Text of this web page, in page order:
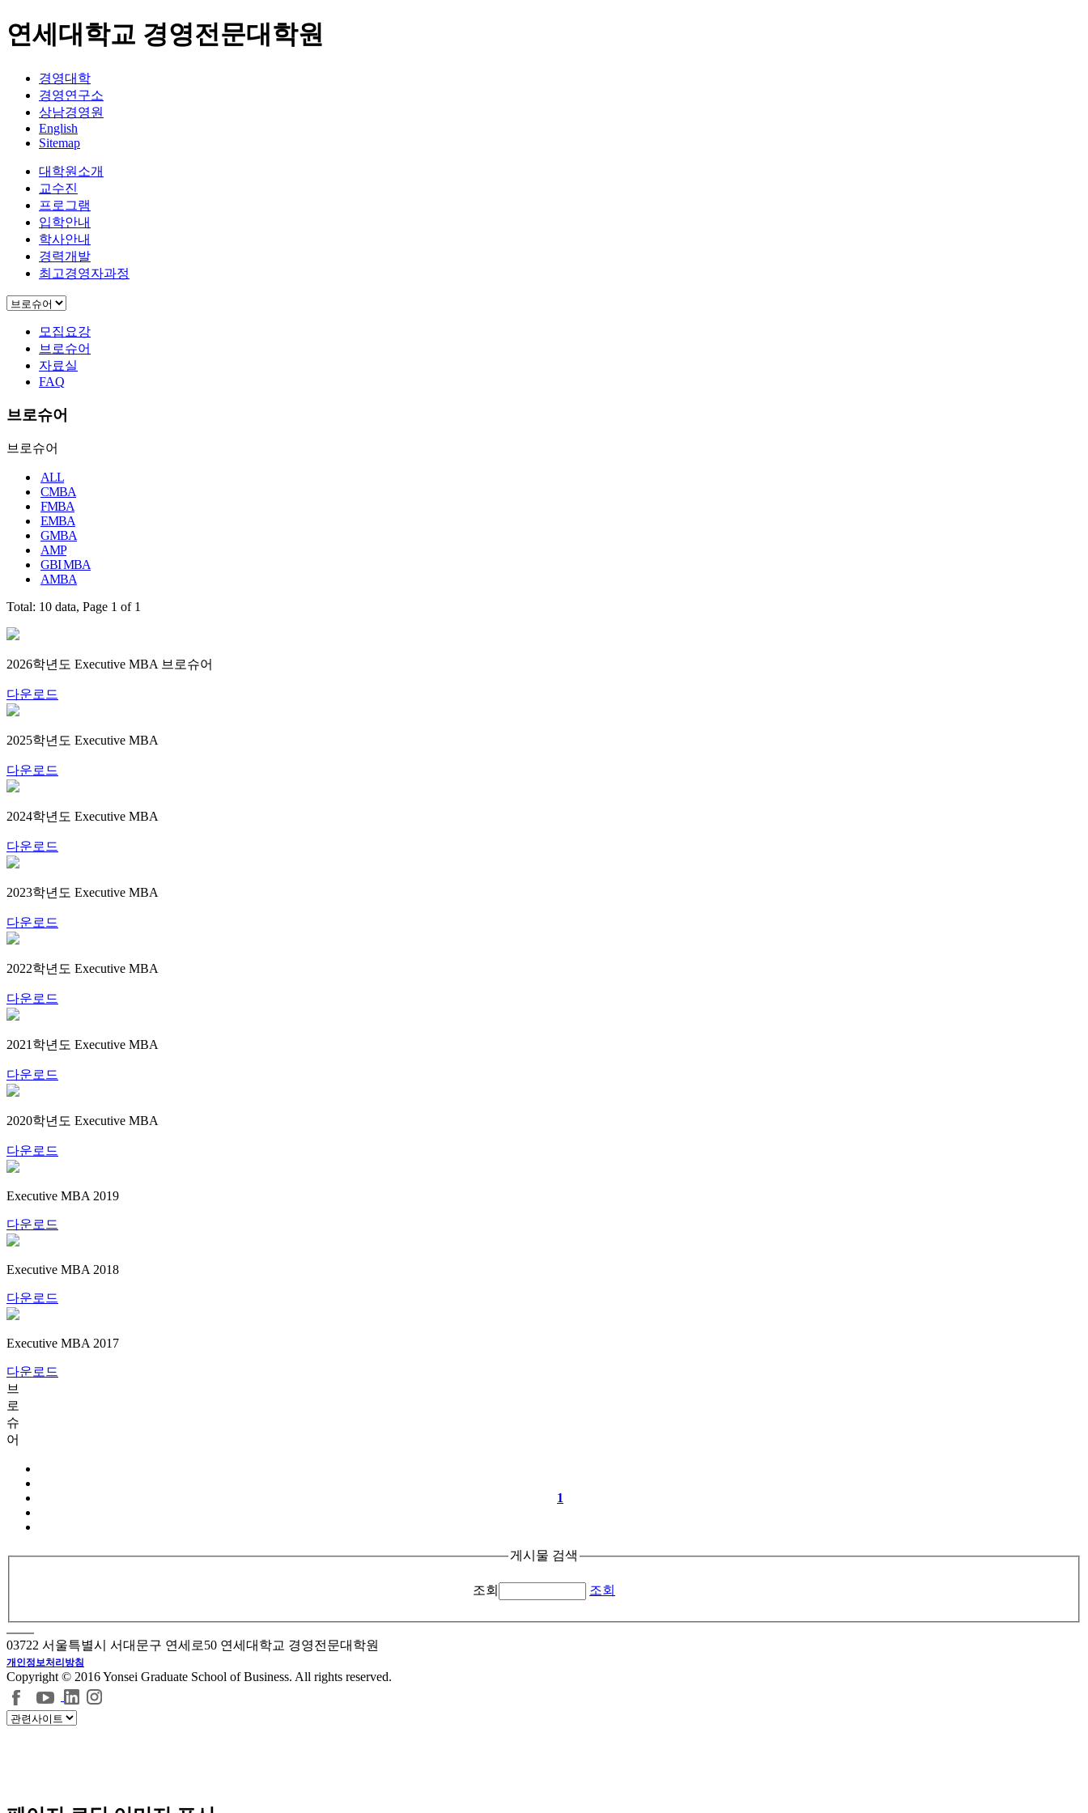
연세대학교 경영전문대학원
경영대학
경영연구소
상남경영원
English
Sitemap
대학원소개
교수진
프로그램
입학안내
학사안내
경력개발
최고경영자과정
모집요강
브로슈어
자료실
FAQ
브로슈어
브로슈어
ALL
CMBA
FMBA
EMBA
GMBA
AMP
GBI MBA
AMBA
Total: 10 data, Page 1 of 1
2026학년도 Executive MBA 브로슈어
다운로드
2025학년도 Executive MBA
다운로드
2024학년도 Executive MBA
다운로드
2023학년도 Executive MBA
다운로드
2022학년도 Executive MBA
다운로드
2021학년도 Executive MBA
다운로드
2020학년도 Executive MBA
다운로드
Executive MBA 2019
다운로드
Executive MBA 2018
다운로드
Executive MBA 2017
다운로드
브
로
슈
어
1
게시물 검색
조회 조회
03722 서울특별시 서대문구 연세로50 연세대학교 경영전문대학원
개인정보처리방침
Copyright © 2016 Yonsei Graduate School of Business. All rights reserved.